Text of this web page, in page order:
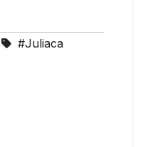
#Juliaca